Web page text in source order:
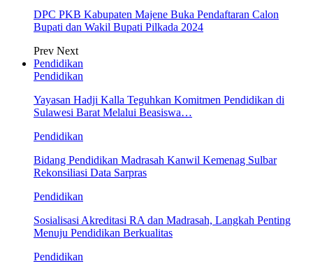
DPC PKB Kabupaten Majene Buka Pendaftaran Calon
Bupati dan Wakil Bupati Pilkada 2024
Prev Next
Pendidikan
Pendidikan
Yayasan Hadji Kalla Teguhkan Komitmen Pendidikan di
Sulawesi Barat Melalui Beasiswa…
Pendidikan
Bidang Pendidikan Madrasah Kanwil Kemenag Sulbar
Rekonsiliasi Data Sarpras
Pendidikan
Sosialisasi Akreditasi RA dan Madrasah, Langkah Penting
Menuju Pendidikan Berkualitas
Pendidikan